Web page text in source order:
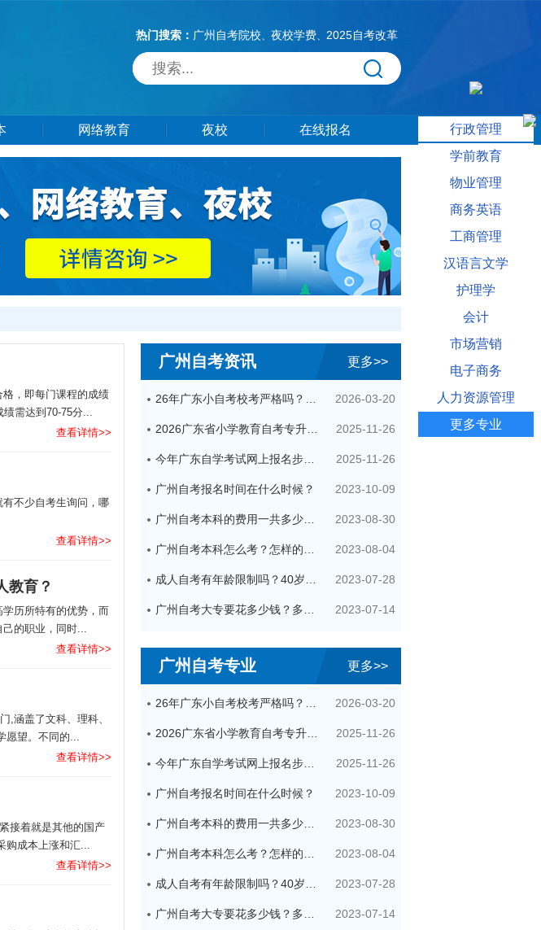
热门搜索： 广州自考院校、 夜校学费、 2025自考改革
网络教育 夜校 在线报名
广州自考资讯 更多>>
26年广东小自考校考严格吗？很简单吗？ 2026-03-20
2026广东省小学教育自考专升本考试科目（+指引） 2025-11-26
今年广东自学考试网上报名步骤（全） 2025-11-26
广州自考报名时间在什么时候？ 2023-10-09
广州自考本科的费用一共多少钱？ 2023-08-30
广州自考本科怎么考？怎样的流程？ 2023-08-04
成人自考有年龄限制吗？40岁了还可以参加吗？ 2023-07-28
广州自考大专要花多少钱？多久拿证？ 2023-07-14
广州自考专业 更多>>
26年广东小自考校考严格吗？很简单吗？ 2026-03-20
2026广东省小学教育自考专升本考试科目（+指引） 2025-11-26
今年广东自学考试网上报名步骤（全） 2025-11-26
广州自考报名时间在什么时候？ 2023-10-09
广州自考本科的费用一共多少钱？ 2023-08-30
广州自考本科怎么考？怎样的流程？ 2023-08-04
成人自考有年龄限制吗？40岁了还可以参加吗？ 2023-07-28
广州自考大专要花多少钱？多久拿证？ 2023-07-14
，即每门课程的成绩
需达到70-75分...
查看详情>>
不少自考生询问，哪
查看详情>>
教育？
历所特有的优势，而
己的职业，同时...
查看详情>>
,涵盖了文科、理科、
愿望。不同的...
查看详情>>
接着就是其他的国产
购成本上涨和汇...
查看详情>>
行政管理
学前教育
物业管理
商务英语
工商管理
汉语言文学
护理学
会计
市场营销
电子商务
人力资源管理
更多专业